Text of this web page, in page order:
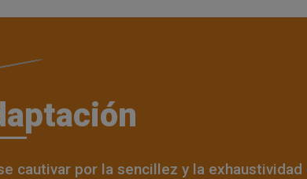
cautivar por la sencillez y la